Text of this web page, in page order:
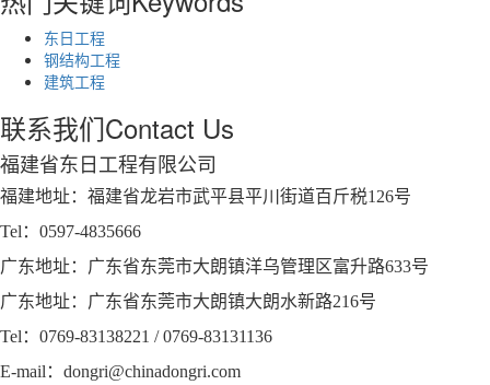
东日工程
钢结构工程
建筑工程
联系我们Contact Us
福建省东日工程有限公司
福建地址：福建省龙岩市武平县平川街道百斤税126号
Tel：0597-4835666
广东地址：广东省东莞市大朗镇洋乌管理区富升路633号
广东地址：广东省东莞市大朗镇大朗水新路216号
Tel：0769-83138221 / 0769-83131136
E-mail：dongri@chinadongri.com